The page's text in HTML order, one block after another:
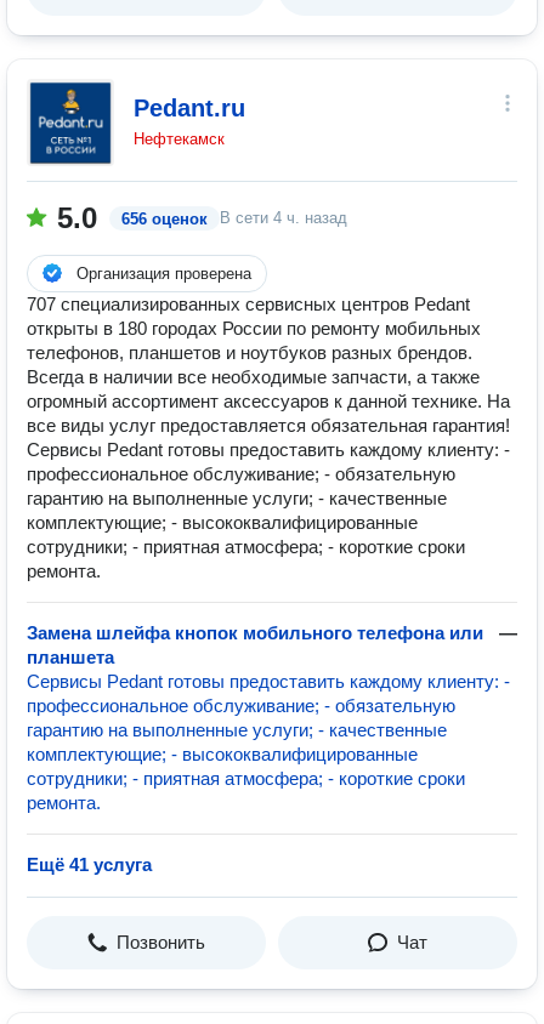
Pedant.ru
Нефтекамск
5.0 656 оценок В сети 4 ч. назад
Организация проверена
707 специализированных сервисных центров Pedant
открыты в 180 городах России по ремонту мобильных
телефонов, планшетов и ноутбуков разных брендов.
Всегда в наличии все необходимые запчасти, а также
огромный ассортимент аксессуаров к данной технике. На
все виды услуг предоставляется обязательная гарантия!
Сервисы Pedant готовы предоставить каждому клиенту: -
профессиональное обслуживание; - обязательную
гарантию на выполненные услуги; - качественные
комплектующие; - высококвалифицированные
сотрудники; - приятная атмосфера; - короткие сроки
ремонта.
Замена шлейфа кнопок мобильного телефона или
планшета
—
Сервисы Pedant готовы предоставить каждому клиенту: -
профессиональное обслуживание; - обязательную
гарантию на выполненные услуги; - качественные
комплектующие; - высококвалифицированные
сотрудники; - приятная атмосфера; - короткие сроки
ремонта.
Ещё 41 услуга
Позвонить Чат